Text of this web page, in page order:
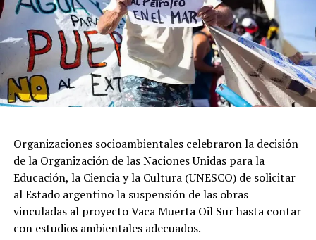
Durante su homilía, García Cuerva, aseguró que el
pueblo está “cansado de promesas incumplidas y
dirigentes que hablan de los pobres, pero no están cerca
de sus necesidades y se dan la buena vida”.
Organizaciones socioambientales celebraron la decisión
de la Organización de las Naciones Unidas para la
Educación, la Ciencia y la Cultura (UNESCO) de solicitar
al Estado argentino la suspensión de las obras
vinculadas al proyecto Vaca Muerta Oil Sur hasta contar
con estudios ambientales adecuados.